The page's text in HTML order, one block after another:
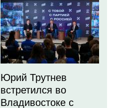
Юрий Трутнев
встретился во
Владивостоке с